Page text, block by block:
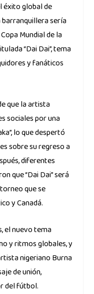
éxito global de
barranquillera sería
Mundial de la
“Dai Dai”, tema
y fanáticos
que la artista
sociales por una
lo que despertó
sobre su regreso a
diferentes
que “Dai Dai” será
que se
y Canadá.
el nuevo tema
y ritmos globales, y
nigeriano Burna
de unión,
del fútbol.